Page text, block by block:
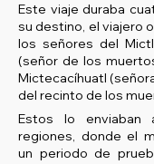
Este viaje duraba
su destino, el viajero
los señores del
(señor de los
Mictecacíhuatl
del recinto de los
Estos lo enviaban
regiones, donde el
un periodo de